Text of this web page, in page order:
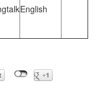
English